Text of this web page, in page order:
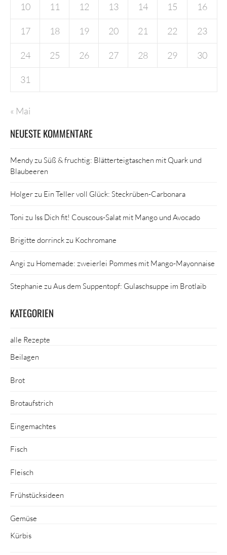
10 11 12 13 14 15 16
17 18 19 20 21 22 23
24 25 26 27 28 29 30
31
« Mai
NEUESTE KOMMENTARE
Mendyzu Süß & fruchtig: Blätterteigtaschen mit Quark und
Blaubeeren
Holgerzu Ein Teller voll Glück: Steckrüben-Carbonara
Toni zu Iss Dich fit! Couscous-Salat mit Mango und Avocado
Brigitte dorrinckzu Kochromane
Angi zu Homemade: zweierlei Pommes mit Mango-Mayonnaise
Stephanie zu Aus dem Suppentopf: Gulaschsuppe im Brotlaib
KATEGORIEN
alle Rezepte
Beilagen
Brot
Brotaufstrich
Eingemachtes
Fisch
Fleisch
Frühstücksideen
Gemüse
Kürbis